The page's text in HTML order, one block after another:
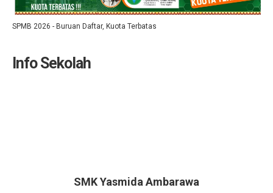
SPMB 2026 - Buruan Daftar, Kuota Terbatas
Info Sekolah
SMK Yasmida Ambarawa